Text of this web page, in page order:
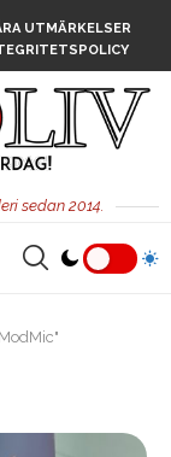
UTMÄRKELSER
sedan 2014.